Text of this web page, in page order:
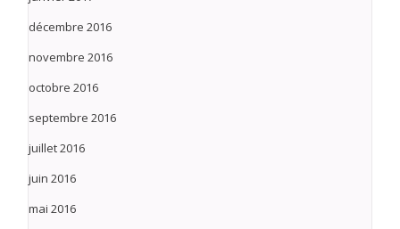
décembre 2016
novembre 2016
octobre 2016
septembre 2016
juillet 2016
juin 2016
mai 2016